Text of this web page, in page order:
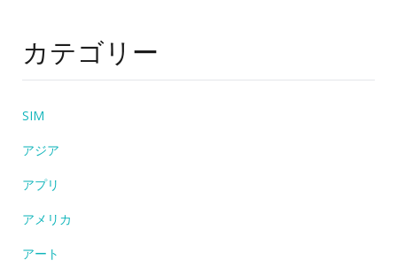
カテゴリー
SIM
アジア
アプリ
アメリカ
アート